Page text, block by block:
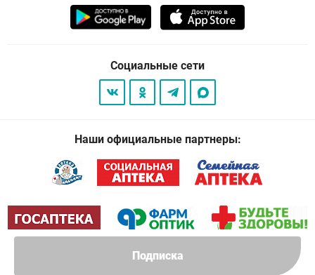
Подписка
Социальные сети
Наши официальные партнеры: